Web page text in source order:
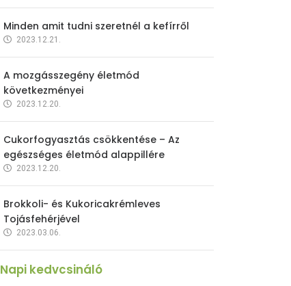
Minden amit tudni szeretnél a kefírről
2023.12.21.
A mozgásszegény életmód
következményei
2023.12.20.
Cukorfogyasztás csökkentése – Az
egészséges életmód alappillére
2023.12.20.
Brokkoli- és Kukoricakrémleves
Tojásfehérjével
2023.03.06.
Napi kedvcsináló